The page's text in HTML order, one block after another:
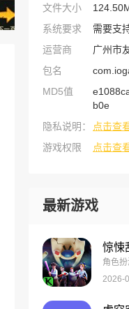
文件大小
系统要求
需要支
运营商
广州市
包名
MD5值
b0e
隐私说明：
点击查
游戏权限
点击查
最新游戏
惊悚
角色
2026-